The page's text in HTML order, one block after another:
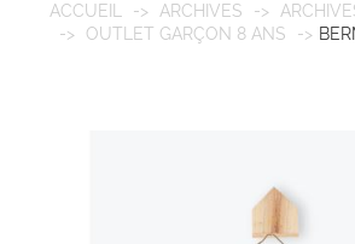
ACCUEIL ARCHIVES
OUTLET GARÇON 8 ANS